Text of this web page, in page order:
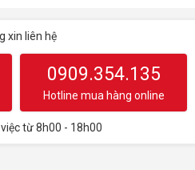
xin liên hệ
0909.354.135
Hotline mua hàng online
từ 8h00 - 18h00